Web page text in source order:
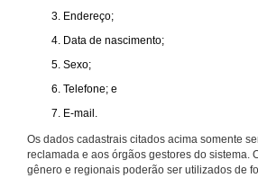
Endereço;
Data de nascimento;
Sexo;
Telefone; e
E-mail.
Os dados cadastrais citados acima somente
reclamada e aos órgãos gestores do sistema.
gênero e regionais poderão ser utilizados de